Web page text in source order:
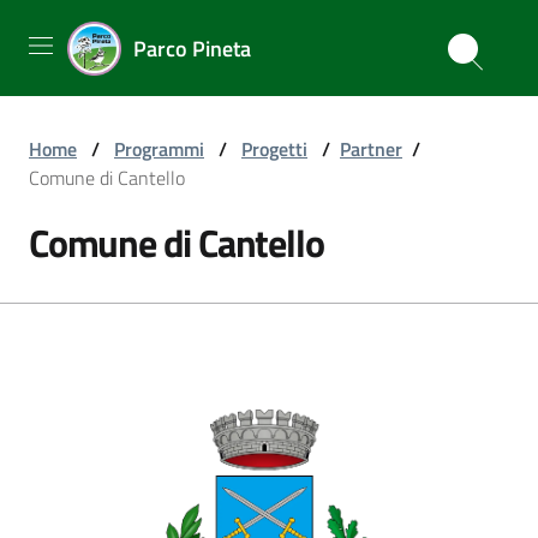
Parco Pineta
Home / Programmi / Progetti / Partner /
Comune di Cantello
Comune di Cantello